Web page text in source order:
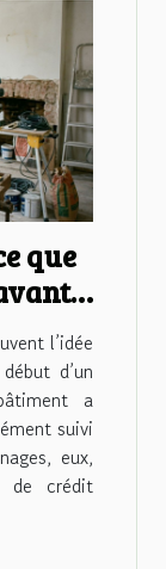
que
l’idée
d’un
a
suivi
eux,
de crédit